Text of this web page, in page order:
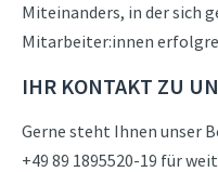
Miteinanders, in der sich
Mitarbeiter:innen
IHR KONTAKT ZU
Gerne steht Ihnen unser
+49 89 1895520-19 für